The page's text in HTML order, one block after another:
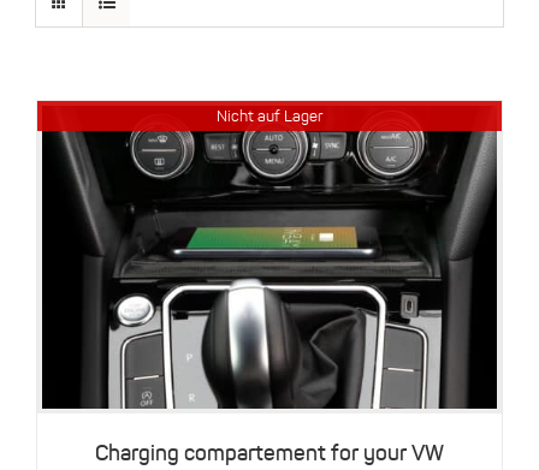
Nicht auf Lager
Details
Charging compartement for your VW